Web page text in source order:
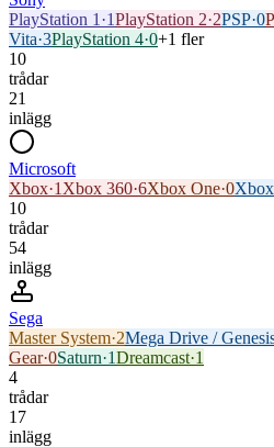
PlayStation 1 ·1PlayStation 2·2PSP·0
Vita·3PlayStation 4·0+1 fler
10
trådar
21
inlägg
Microsoft
Xbox·1 Xbox 360·6Xbox One·0
10
trådar
54
inlägg
Sega
Master System·2Mega Drive /
Gear·0Saturn·1Dreamcast·1
4
trådar
17
inlägg